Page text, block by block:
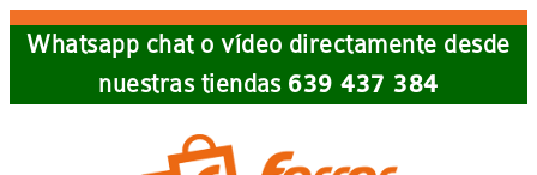
Skip
Whatsapp chat o vídeo directamente desde
nuestras tiendas 639 437 384